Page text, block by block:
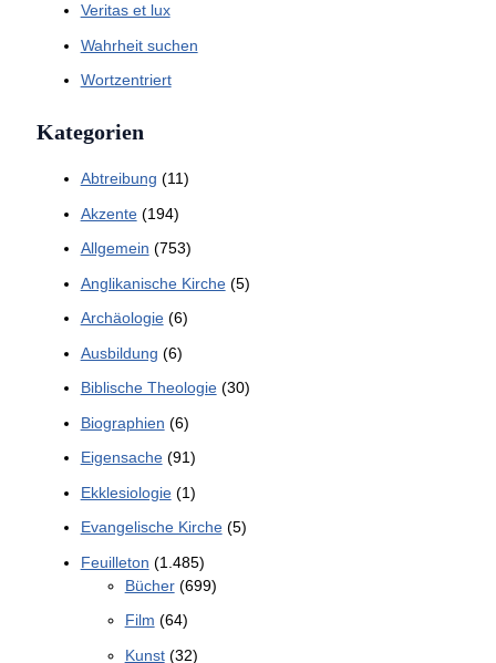
Veritas et lux
Wahrheit suchen
Wortzentriert
Kategorien
Abtreibung (11)
Akzente(194)
Allgemein (753)
Anglikanische Kirche(5)
Archäologie(6)
Ausbildung (6)
Biblische Theologie(30)
Biographien (6)
Eigensache(91)
Ekklesiologie(1)
Evangelische Kirche(5)
Feuilleton (1.485)
Bücher(699)
Film (64)
Kunst(32)